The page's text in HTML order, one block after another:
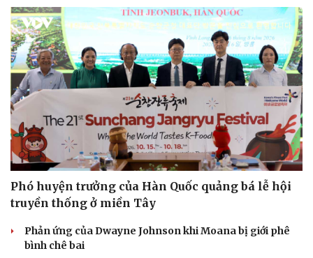
Sức khỏe
Phó huyện trưởng của Hàn Quốc quảng bá lễ hội
truyền thống ở miền Tây
Phản ứng của Dwayne Johnson khi Moana bị giới phê
bình chê bai